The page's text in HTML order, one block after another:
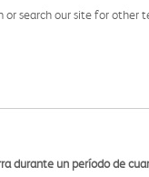
search our site for other
durante un período de